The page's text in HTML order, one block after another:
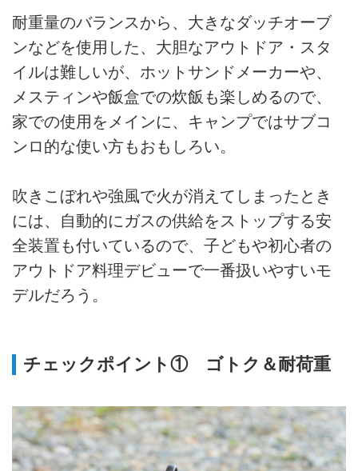
耐重量のバランスから、大きなダッチオーブ
ンなどを使用した、大胆なアウトドア・スタ
イルは難しいが、ホットサンドメーカーや、
メスティンや飯盒での炊飯も楽しめるので、
家での使用をメインに、キャンプではサブコ
ンロ的な使い方もおもしろい。
吹きこぼれや強風で火が消えてしまったとき
には、自動的にガスの供給をストップする安
全装置も付いているので、子どもや初心者の
アウトドア料理デビューで一番扱いやすいモ
デルだろう。
チェックポイント① ゴトク＆耐荷重